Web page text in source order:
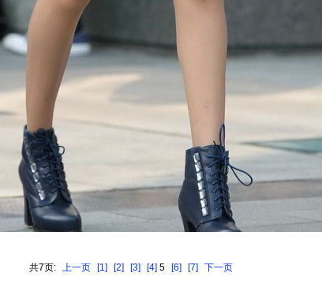
共7页: 上一页 [1] [2] [3] [4] 5 [6] [7] 下一页